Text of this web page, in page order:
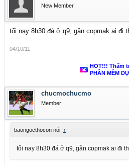
New Member
tối nay 8h30 đá ở q9, gần copmak ai đi
04/10/11
HOT!!! Thẩm
PHẦN MỀM
chucmochucmo
Member
baongocthocon nói: ↑
tối nay 8h30 đá ở q9, gần copmak ai đi